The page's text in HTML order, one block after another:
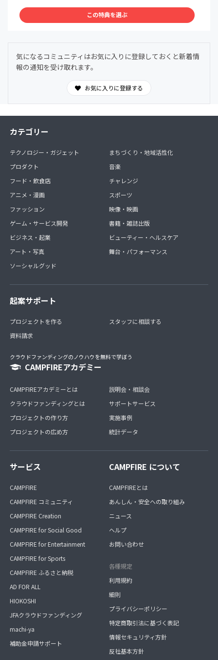
この特典を選ぶ
気になるコミュニティはお気に入りに登録しておくと新着情
報の通知を受け取れます。
お気に入りに登録する
カテゴリー
テクノロジー・ガジェット
プロダクト
フード・飲食店
アニメ・漫画
ファッション
ゲーム・サービス開発
ビジネス・起業
アート・写真
ソーシャルグッド
まちづくり・地域活性化
音楽
チャレンジ
スポーツ
映像・映画
書籍・雑誌出版
ビューティー・ヘルスケア
舞台・パフォーマンス
起案サポート
プロジェクトを作る
資料請求
スタッフに相談する
クラウドファンディングのノウハウを無料で学ぼう
CAMPFIREアカデミー
CAMPFIREアカデミーとは
クラウドファンディングとは
プロジェクトの作り方
プロジェクトの広め方
説明会・相談会
サポートサービス
実施事例
統計データ
サービス
CAMPFIRE
CAMPFIRE コミュニティ
CAMPFIRE Creation
CAMPFIRE for Social Good
CAMPFIRE for Entertainment
CAMPFIRE for Sports
CAMPFIRE ふるさと納税
AD FOR ALL
HIOKOSHI
JFAクラウドファンディング
machi-ya
補助金申請サポート
CAMPFIRE について
CAMPFIREとは
あんしん・安全への取り組み
ニュース
ヘルプ
お問い合わせ
各種規定
利用規約
細則
プライバシーポリシー
特定商取引法に基づく表記
情報セキュリティ方針
反社基本方針